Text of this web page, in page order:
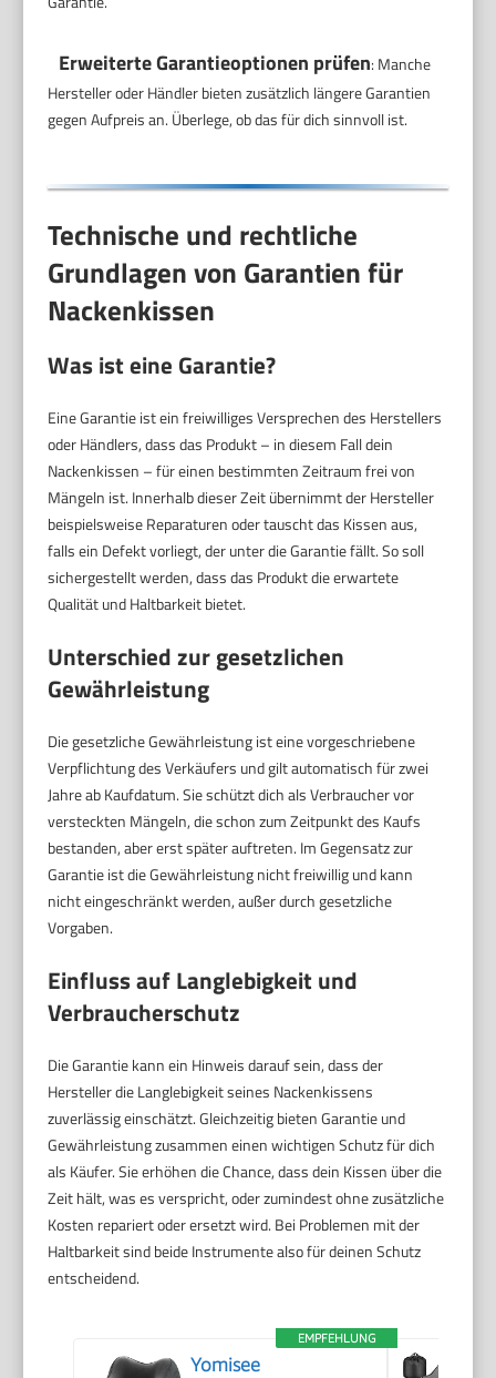
Erweiterte Garantieoptionen prüfen: Manche
Hersteller oder Händler bieten zusätzlich längere Garantien
gegen Aufpreis an. Überlege, ob das für dich sinnvoll ist.
Technische und rechtliche
Grundlagen von Garantien für
Nackenkissen
Was ist eine Garantie?
Eine Garantie ist ein freiwilliges Versprechen des Herstellers
oder Händlers, dass das Produkt – in diesem Fall dein
Nackenkissen – für einen bestimmten Zeitraum frei von
Mängeln ist. Innerhalb dieser Zeit übernimmt der Hersteller
beispielsweise Reparaturen oder tauscht das Kissen aus,
falls ein Defekt vorliegt, der unter die Garantie fällt. So soll
sichergestellt werden, dass das Produkt die erwartete
Qualität und Haltbarkeit bietet.
Unterschied zur gesetzlichen
Gewährleistung
Die gesetzliche Gewährleistung ist eine vorgeschriebene
Verpflichtung des Verkäufers und gilt automatisch für zwei
Jahre ab Kaufdatum. Sie schützt dich als Verbraucher vor
versteckten Mängeln, die schon zum Zeitpunkt des Kaufs
bestanden, aber erst später auftreten. Im Gegensatz zur
Garantie ist die Gewährleistung nicht freiwillig und kann
nicht eingeschränkt werden, außer durch gesetzliche
Vorgaben.
Einfluss auf Langlebigkeit und
Verbraucherschutz
Die Garantie kann ein Hinweis darauf sein, dass der
Hersteller die Langlebigkeit seines Nackenkissens
zuverlässig einschätzt. Gleichzeitig bieten Garantie und
Gewährleistung zusammen einen wichtigen Schutz für dich
als Käufer. Sie erhöhen die Chance, dass dein Kissen über die
Zeit hält, was es verspricht, oder zumindest ohne zusätzliche
Kosten repariert oder ersetzt wird. Bei Problemen mit der
Haltbarkeit sind beide Instrumente also für deinen Schutz
entscheidend.
EMPFEHLUNG
Yomisee